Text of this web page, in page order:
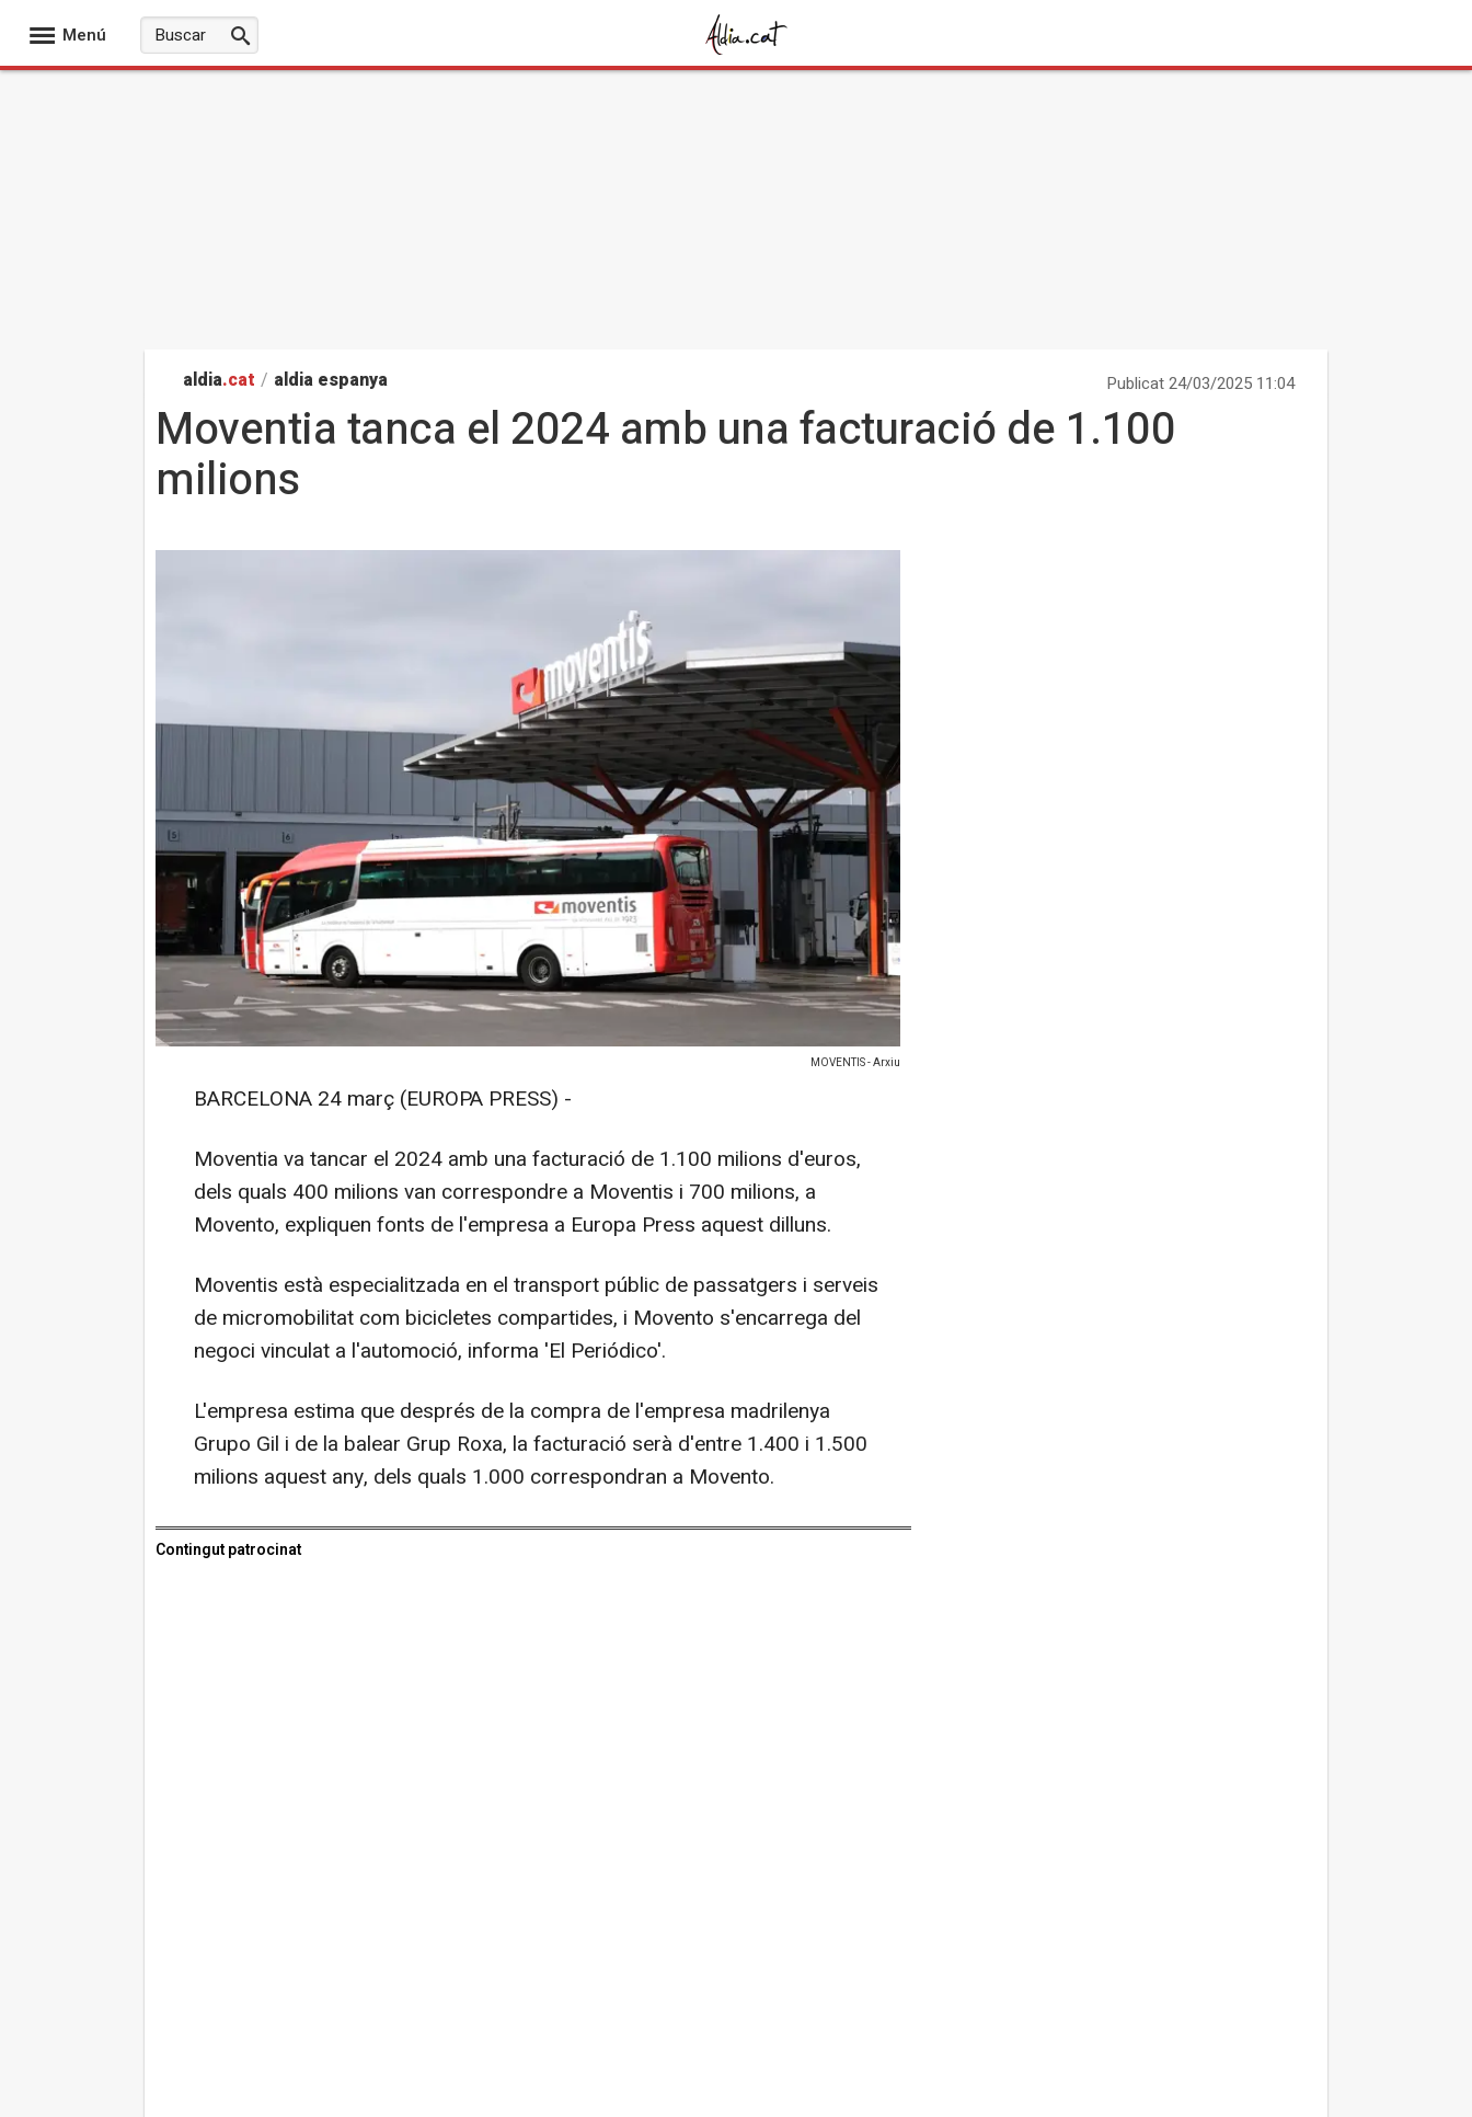
Menú
aldia.cat / aldia espanya Publicat 24/03/2025 11:04
Moventia tanca el 2024 amb una facturació de 1.100
milions
MOVENTIS - Arxiu
BARCELONA 24 març (EUROPA PRESS) -
Moventia va tancar el 2024 amb una facturació de 1.100 milions d'euros,
dels quals 400 milions van correspondre a Moventis i 700 milions, a
Movento, expliquen fonts de l'empresa a Europa Press aquest dilluns.
Moventis està especialitzada en el transport públic de passatgers i serveis
de micromobilitat com bicicletes compartides, i Movento s'encarrega del
negoci vinculat a l'automoció, informa 'El Periódico'.
L'empresa estima que després de la compra de l'empresa madrilenya
Grupo Gil i de la balear Grup Roxa, la facturació serà d'entre 1.400 i 1.500
milions aquest any, dels quals 1.000 correspondran a Movento.
Contingut patrocinat